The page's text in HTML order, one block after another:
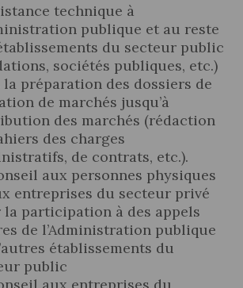
et articles
technique à
publique et au reste
du secteur public
sociétés publiques, etc.)
la préparation des dossiers de
de marchés jusqu’à
des marchés (rédaction
des charges
de contrats, etc.).
aux personnes physiques
entreprises du secteur privé
la participation à des appels
de l’Administration publique
établissements du
public
aux entreprises du